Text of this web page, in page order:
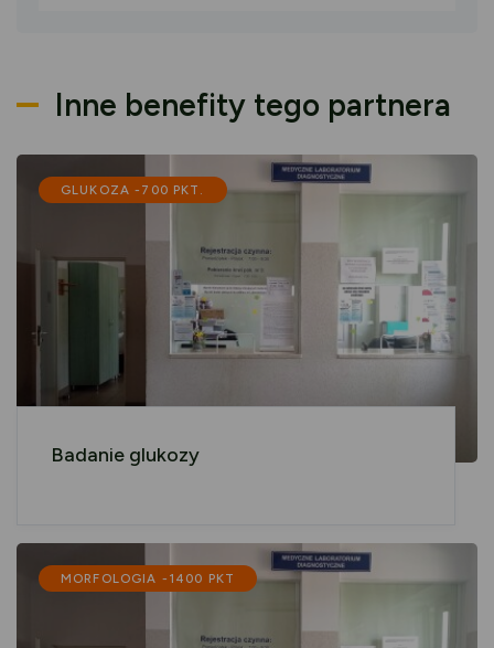
Inne benefity tego partnera
GLUKOZA -700 PKT.
Badanie glukozy
MORFOLOGIA -1400 PKT